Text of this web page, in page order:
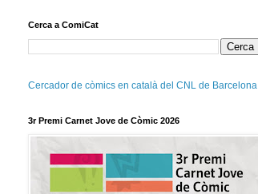
Cerca a ComiCat
Cercador de còmics en català del CNL de Barcelona
3r Premi Carnet Jove de Còmic 2026